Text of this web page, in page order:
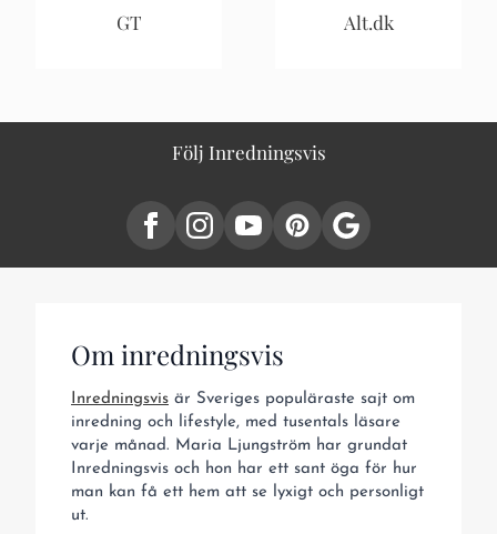
GT Alt.dk
Följ Inredningsvis
Om inredningsvis
Inredningsvis är Sveriges populäraste sajt om
inredning och lifestyle, med tusentals läsare
varje månad. Maria Ljungström har grundat
Inredningsvis och hon har ett sant öga för hur
man kan få ett hem att se lyxigt och personligt
ut.